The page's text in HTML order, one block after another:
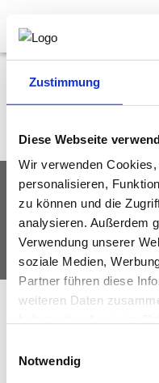
Zustimmung
Diese Webseite
Wir verwenden
personalisieren,
zu können und die
analysieren. Außerdem
Verwendung unserer
soziale Medien,
Partner führen diese
weiteren Daten
Notwendig
Bundesland auswählen
DAS
© Fachverband